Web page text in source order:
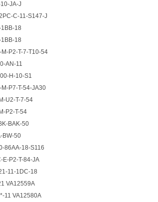
JA-J
C-11-S147-J
18
18
P2-T-7-T10-54
AN-11
H-10-S1
P7-T-54-JA30
U2-T-7-54
P2-T-54
BAK-50
BW-50
86AA-18-S116
E-P2-T-84-JA
11-1DC-18
VA12559A
11 VA12580A